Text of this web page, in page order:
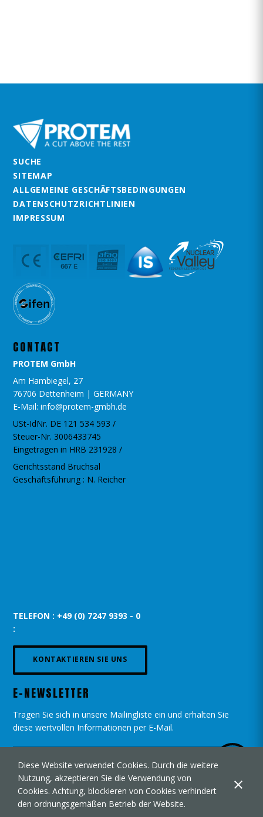
Diese Website verwendet Cookies. Durch die weitere
Nutzung, akzeptieren Sie die Verwendung von
Cookies. Achtung, blockieren von Cookies verhindert
den ordnungsgemäßen Betrieb der Website.
SUCHE
SITEMAP
ALLGEMEINE GESCHÄFTSBEDINGUNGEN
DATENSCHUTZRICHTLINIEN
IMPRESSUM
CONTACT
PROTEM GmbH
Am Hambiegel, 27
76706 Dettenheim | GERMANY
E-Mail: info@protem-gmbh.de
USt-IdNr. DE 121 534 593 /
Steuer-Nr. 3006433745
Eingetragen in HRB 231928 /
Gerichtsstand Bruchsal
Geschäftsführung : N. Reicher
TELEFON : +49 (0) 7247 9393 - 0
:
KONTAKTIEREN SIE UNS
E-NEWSLETTER
Tragen Sie sich in unsere Mailingliste ein und erhalten Sie
diese wertvollen Informationen per E-Mail.